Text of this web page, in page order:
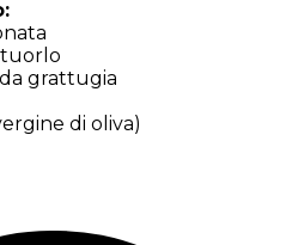
grattugia
di oliva)